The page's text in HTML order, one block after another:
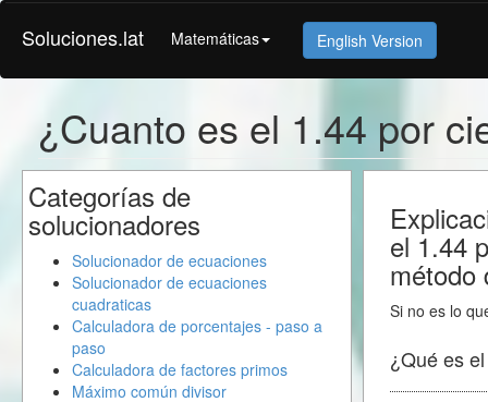
Soluciones.lat Matemáticas English Version
¿Cuanto es el 1.44 por
el 1.44
método
Si no es lo
¿Qué es
Categorías de
solucionadores
Solucionador de ecuaciones
Solucionador de ecuaciones
cuadraticas
Calculadora de porcentajes - paso a
paso
Calculadora de factores primos
Máximo común divisor